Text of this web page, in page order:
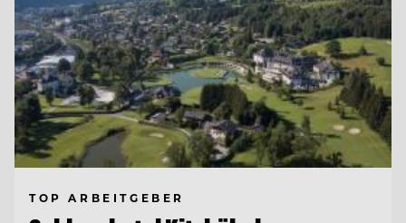
TOP ARBEITGEBER